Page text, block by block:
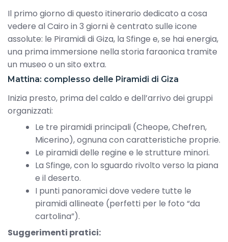
Il primo giorno di questo itinerario dedicato a cosa
vedere al Cairo in 3 giorni è centrato sulle icone
assolute: le Piramidi di Giza, la Sfinge e, se hai energia,
una prima immersione nella storia faraonica tramite
un museo o un sito extra.
Mattina: complesso delle Piramidi di Giza
Inizia presto, prima del caldo e dell’arrivo dei gruppi
organizzati:
Le tre piramidi principali (Cheope, Chefren,
Micerino), ognuna con caratteristiche proprie.
Le piramidi delle regine e le strutture minori.
La Sfinge, con lo sguardo rivolto verso la piana
e il deserto.
I punti panoramici dove vedere tutte le
piramidi allineate (perfetti per le foto “da
cartolina”).
Suggerimenti pratici: